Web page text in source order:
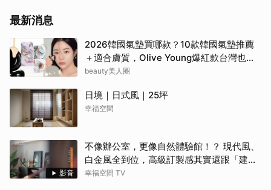
最新消息
2026韓國氣墊買哪款？10款韓國氣墊推薦
＋適合膚質，Olive Young爆紅款台灣也能
買
beauty美人圈
日境｜日式風｜25坪
幸福空間
影音
不像辦公室，更像自然體驗館！？ 現代風、
白金風全到位，高級訂製感其實還跟「建築
腦」有關？！
幸福空間 TV